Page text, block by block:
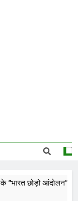
छोड़ो आंदोलन” की